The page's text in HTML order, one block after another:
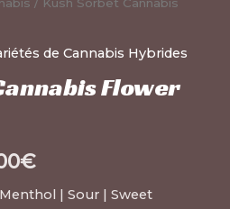
de Cannabis Hybrides
Flower
€
| Sour | Sweet